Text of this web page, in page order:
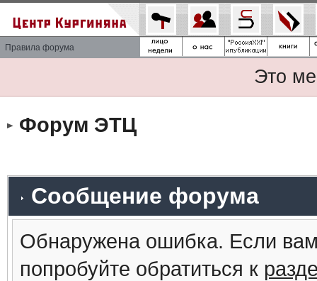
Правила форума
Это
Форум ЭТЦ
Сообщение форума
Обнаружена ошибка. Если
попробуйте обратиться к